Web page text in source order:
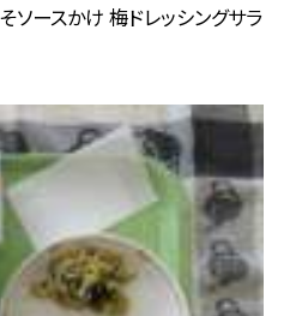
ソースかけ 梅ドレッシングサラ